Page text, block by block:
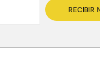
RECIBIR